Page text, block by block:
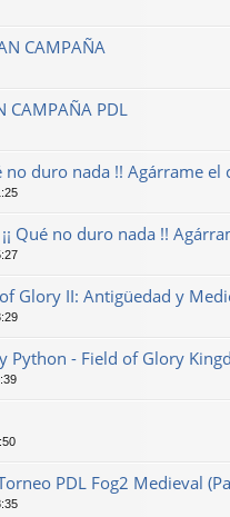
CAMPAÑA
CAMPAÑA PDL
no duro nada !! Agárrame el
Qué no duro nada !!
Glory II: Antigüedad y
Python - Field of Glory
PDL Fog2 Medieval